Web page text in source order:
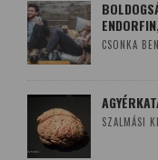
CSONKA
SZALMÁSI